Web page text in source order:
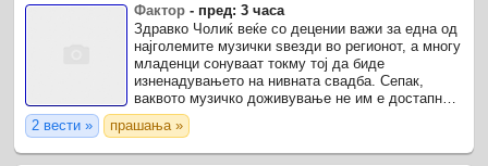
Фактор - пред: 3 часа
Здравко Чолиќ веќе со децении важи за една од
најголемите музички ѕвезди во регионот, а многу
младенци сонуваат токму тој да биде
изненадувањето на нивната свадба. Сепак,
ваквото музичко доживување не им е достапно
на сите, бидејќи настапот на легендарниот пејач
спаѓа меѓу ...
2 вести » прашања »